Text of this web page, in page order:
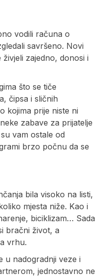
vodili računa o
savršeno. Novi
zajedno, donosi i
što se tiče
čipsa i sličnih
kojima prije niste ni
zabave za prijatelje
vam ostale od
brzo počnu da se
bila visoko na listi,
mjesta niže. Kao i
biciklizam… Sada
bračni život, a
vrhu.
u nadogradnji veze i
jednostavno ne